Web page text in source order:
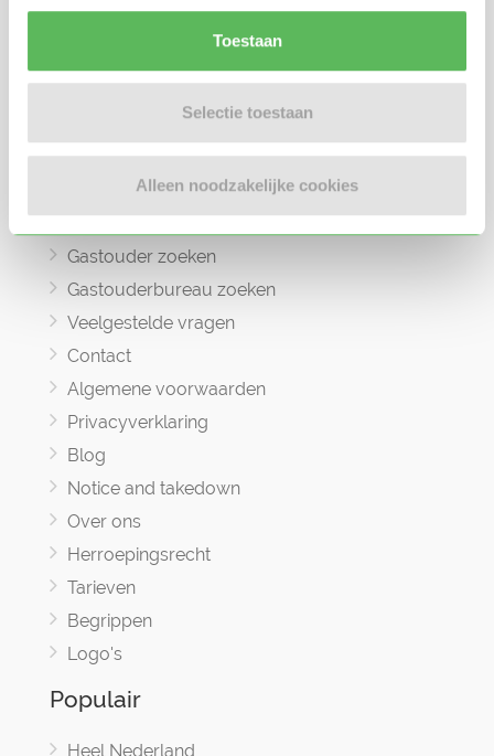
Toestaan
Selectie toestaan
Alleen noodzakelijke cookies
brengen.
Informatie
Oppas zoeken
Gastouder zoeken
Gastouderbureau zoeken
Veelgestelde vragen
Contact
Algemene voorwaarden
Privacyverklaring
Blog
Notice and takedown
Over ons
Herroepingsrecht
Tarieven
Begrippen
Logo's
Populair
Heel Nederland